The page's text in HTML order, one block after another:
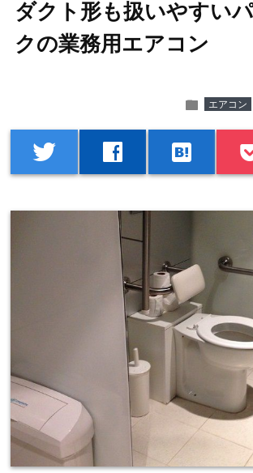
ダクト形も扱いやすい
クの業務用エアコン
folder エアコン
twitter facebook hatenabookmark